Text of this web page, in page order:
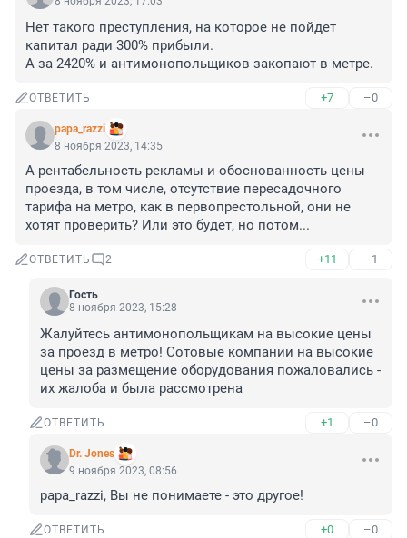
Нет такого преступления, на которое не пойдет
капитал ради 300% прибыли.
А за 2420% и антимонопольщиков закопают в метре.
ОТВЕТИТЬ +7 –0
papa_razzi
8 ноября 2023, 14:35
А рентабельность рекламы и обоснованность цены
проезда, в том числе, отсутствие пересадочного
тарифа на метро, как в первопрестольной, они не
хотят проверить? Или это будет, но потом...
ОТВЕТИТЬ 2 +11 –1
Гость
8 ноября 2023, 15:28
Жалуйтесь антимонопольщикам на высокие цены
за проезд в метро! Сотовые компании на высокие
цены за размещение оборудования пожаловались -
их жалоба и была рассмотрена
ОТВЕТИТЬ +1 –0
Dr. Jones
9 ноября 2023, 08:56
papa_razzi, Вы не понимаете - это другое!
ОТВЕТИТЬ +0 –0